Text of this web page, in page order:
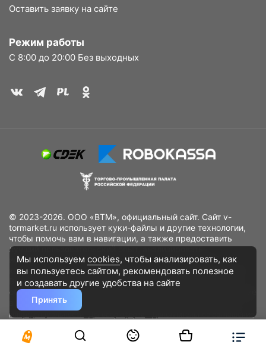
Оставить заявку на сайте
Режим работы
С 8:00 до 20:00 Без выходных
© 2023-2026. ООО «ВТМ», официальный сайт. Сайт v-
tormarket.ru использует куки-файлы и другие технологии,
чтобы помочь вам в навигации, а также предоставить
лучший пользовательский опыт, анализировать
использование наших продуктов и услуг, повысить
качество рекламных и маркетинговых активностей. Если
Вы не хотите, чтобы Ваши пользовательские данные
обрабатывались, пожалуйста, ограничьте их использование
в своём браузере.
конфиденциальности
Разработано DST Global
Мы используем cookies, чтобы анализировать, как
вы пользуетесь сайтом, рекомендовать полезное
и создавать другие удобства на сайте
Принять